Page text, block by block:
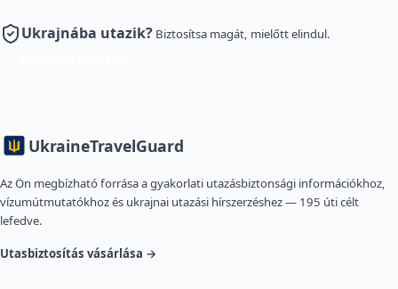
Ukrajnába utazik? Biztosítsa magát, mielőtt elindul.
UkraineTravelGuard
Az Ön megbízható forrása a gyakorlati utazásbiztonsági információkhoz,
vízumútmutatókhoz és ukrajnai utazási hírszerzéshez — 195 úti célt
lefedve.
Utasbiztosítás vásárlása →